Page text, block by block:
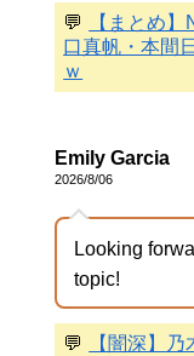
💬
【まとめ
口真帆・本間
ｗ
Emily Garcia
2026/8/06
Looking
topic!
💬
【闇深】